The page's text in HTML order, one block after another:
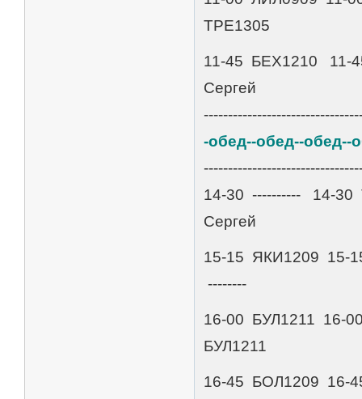
ТРЕ1305
11-45 БЕХ1210 11-
Сергей
-обед--обед--обед--
14-30 ---------- 14-
Сергей
15-15 ЯКИ1209
--------
16-00 БУЛ1211 16-
БУЛ1211
16-45 БОЛ1209 16-